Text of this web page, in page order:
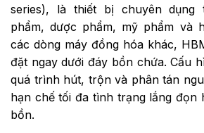
series), là thiết bị chuyên dụng
phẩm, dược phẩm, mỹ phẩm và
các dòng máy đồng hóa khác,
đặt ngay dưới đáy bồn chứa. Cấu
quá trình hút, trộn và phân tán
hạn chế tối đa tình trạng lắng đọn
bồn.